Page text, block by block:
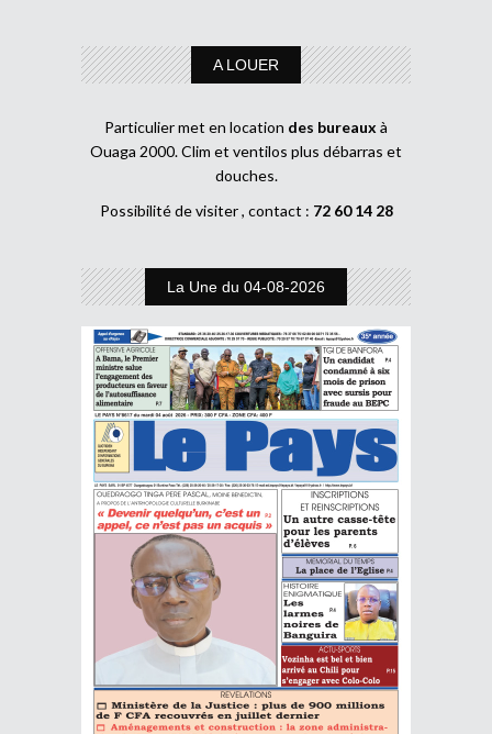
A LOUER
Particulier met en location des bureaux à
Ouaga 2000. Clim et ventilos plus débarras et
douches.
Possibilité de visiter , contact : 72 60 14 28
La Une du 04-08-2026